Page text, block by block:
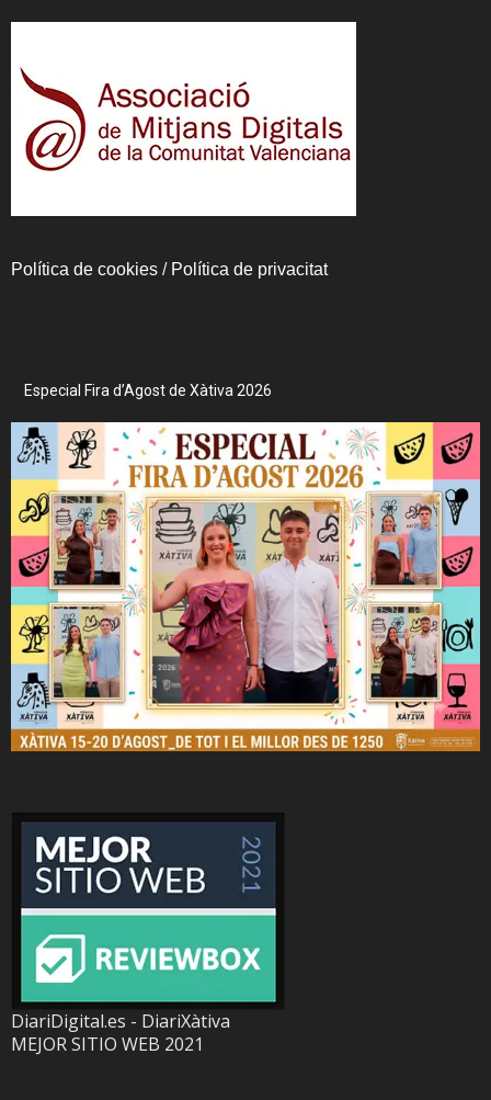
Política de cookies / Política de privacitat
Especial Fira d’Agost de Xàtiva 2026
DiariDigital.es - DiariXàtiva
MEJOR SITIO WEB 2021